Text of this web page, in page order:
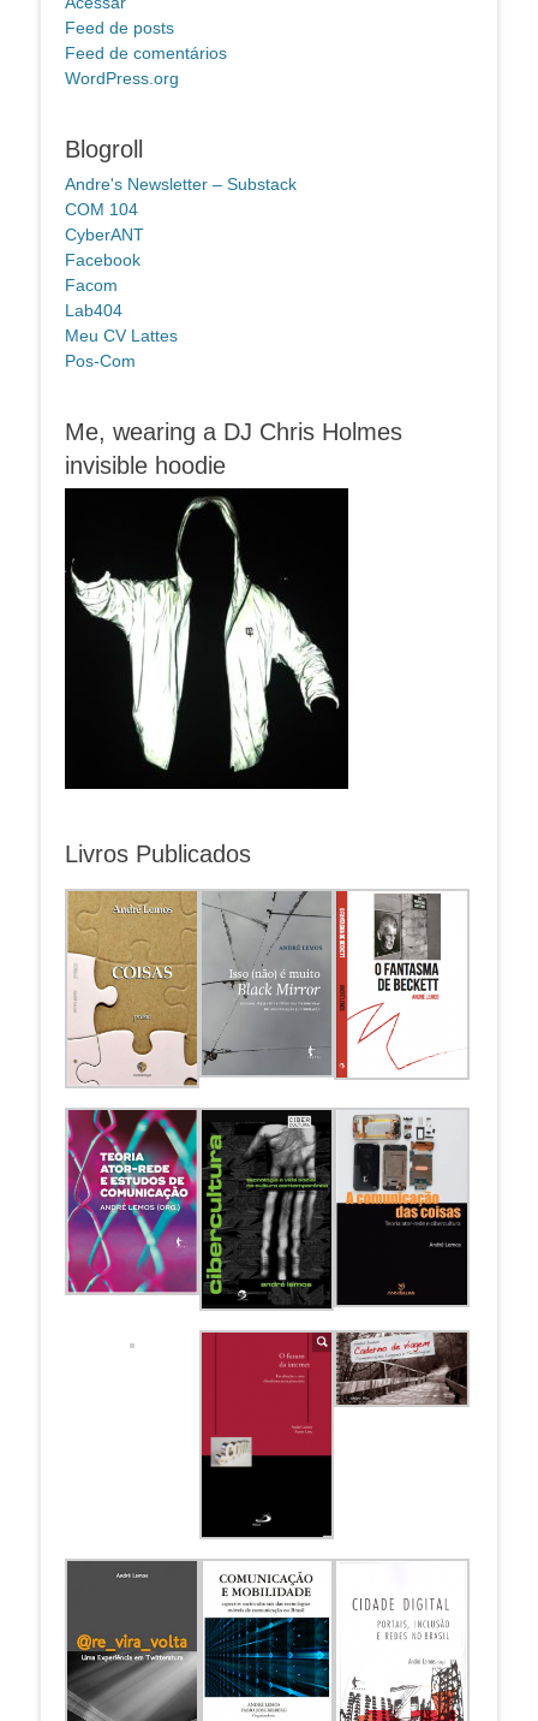
Feed de posts
Feed de comentários
WordPress.org
Blogroll
Andre's Newsletter – Substack
COM 104
CyberANT
Facebook
Facom
Lab404
Meu CV Lattes
Pos-Com
Me, wearing a DJ Chris Holmes
invisible hoodie
Livros Publicados